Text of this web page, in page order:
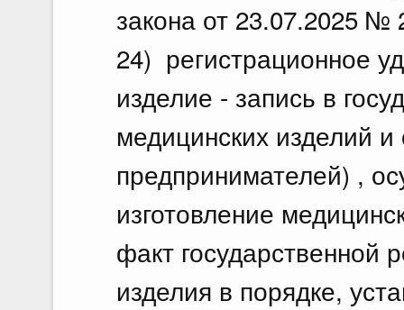
закона от 23.07.2025 №
24) регистрационное
изделие - запись в
медицинских изделий
предпринимателей) ,
изготовление
факт государственной
изделия в порядке,